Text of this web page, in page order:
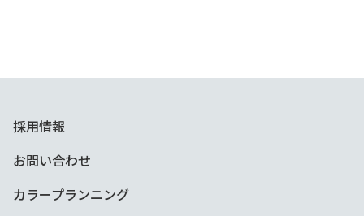
採用情報
お問い合わせ
カラープランニング